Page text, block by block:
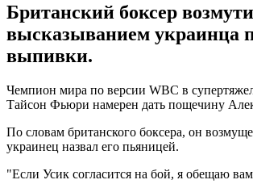
Британский боксер
высказыванием украинца
выпивки.
Чемпион мира по версии WBC в
Тайсон Фьюри намерен дать пощечину
По словам британского боксера, он
украинец назвал его пьяницей.
"Если Усик согласится на бой, я обещаю